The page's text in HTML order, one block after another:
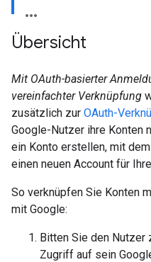
Übersicht
Mit OAuth-basierter
vereinfachter Verknüpfung
zusätzlich zur OAuth-
Google-Nutzer ihre Konten
ein Konto erstellen, mit
einen neuen Account für
So verknüpfen Sie Konten
mit Google:
Bitten Sie den Nutzer
Zugriff auf sein